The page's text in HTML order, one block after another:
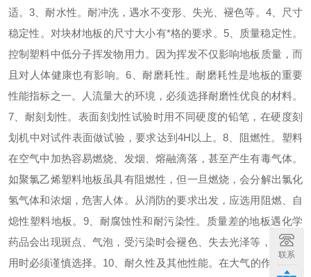
适。3 、耐水性。耐冲洗，遇水不变形、失光、褪色等。 4、尺寸
稳定性。对块材地板的尺寸大小有*格的要求。 5、质量稳定性。
控制塑料中低分子挥发物用力。因为挥发不仅影响地板质量，而
且对人体健康也有影响。6 、耐磨耗性。耐磨耗性是地板的重要
性能指标之一。人流量大的环境，必须选择耐磨性优良的材料。
7 、耐刻划性。表面刻划性试验时用不同硬度的铅笔，在硬度刻
划机中对试件表面做试验，要求达到4H以上。8 、阻燃性。塑料
在空气中加热容易燃烧、发烟、熔融滴落，甚至产生有毒气体。
如聚氯乙烯塑料地板虽具有阻燃性，但一旦燃烧，会分解出氯化
氢气体和浓烟，危害人体。从消防的要求出发，应选用阻燃、自
熄性塑料地板。 9、耐腐蚀性和耐污染性。质量差的地板遇化学
药品会出现斑点、气泡，受污染时会褪色、失去光泽等，所以使
用时必须谨慎选择。 10 、耐久性及其他性能。在大气的作用下，
联系